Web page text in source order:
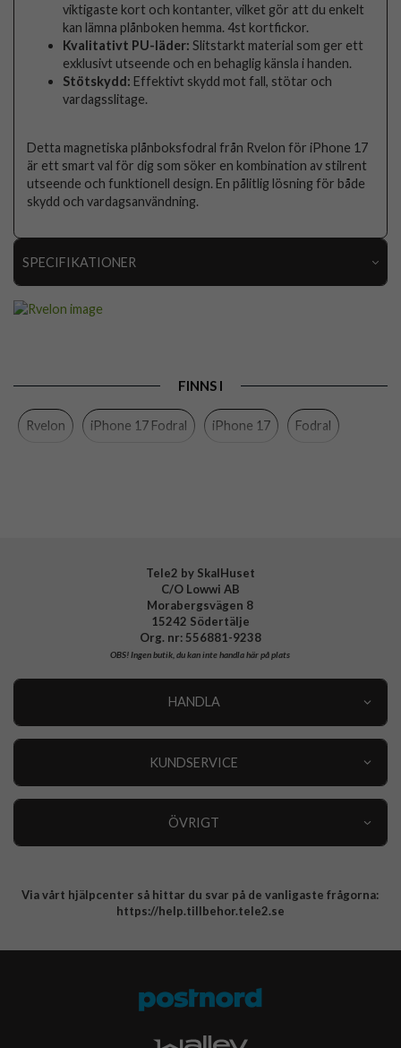
viktigaste kort och kontanter, vilket gör att du enkelt
kan lämna plånboken hemma. 4st kortfickor.
Kvalitativt PU-läder: Slitstarkt material som ger ett
exklusivt utseende och en behaglig känsla i handen.
Stötskydd: Effektivt skydd mot fall, stötar och
vardagsslitage.
Detta magnetiska plånboksfodral från Rvelon för iPhone 17
är ett smart val för dig som söker en kombination av stilrent
utseende och funktionell design. En pålitlig lösning för både
skydd och vardagsanvändning.
SPECIFIKATIONER
Färg
FINNS I
Rvelon iPhone 17 Fodral iPhone 17 Fodral
Tele2 by SkalHuset
C/O Lowwi AB
Morabergsvägen 8
15242 Södertälje
Org. nr: 556881-9238
OBS!Ingen butik, du kan inte handla här på plats
HANDLA
KUNDSERVICE
ÖVRIGT
Integritetspolicy
Via vårt hjälpcenter så hittar du svar på de vanligaste frågorna:
https://help.tillbehor.tele2.se